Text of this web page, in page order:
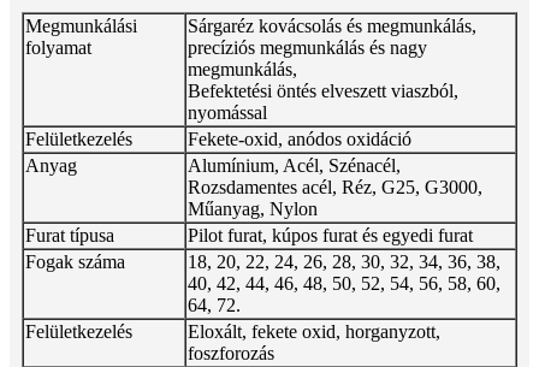
Megmunkálási
folyamat
Sárgaréz kovácsolás és megmunkálás,
precíziós megmunkálás és nagy
megmunkálás,
Befektetési öntés elveszett viaszból,
nyomással
Felületkezelés
Fekete-oxid, anódos oxidáció
Anyag
Alumínium, Acél, Szénacél,
Rozsdamentes acél, Réz, G25, G3000,
Műanyag, Nylon
Furat típusa
Pilot furat, kúpos furat és egyedi furat
Fogak száma
18, 20, 22, 24, 26, 28, 30, 32, 34, 36, 38,
40, 42, 44, 46, 48, 50, 52, 54, 56, 58, 60,
64, 72.
Felületkezelés
Eloxált, fekete oxid, horganyzott,
foszforozás